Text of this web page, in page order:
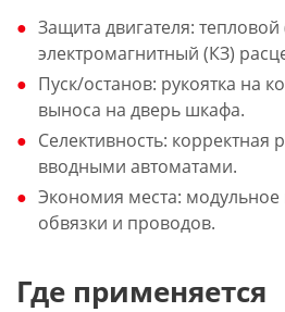
Защита двигателя: тепловой
электромагнитный (КЗ)
Пуск/останов: рукоятка на
выноса на дверь шкафа.
Селективность: корректная
вводными автоматами.
Экономия места:
обвязки и проводов.
Где применяется